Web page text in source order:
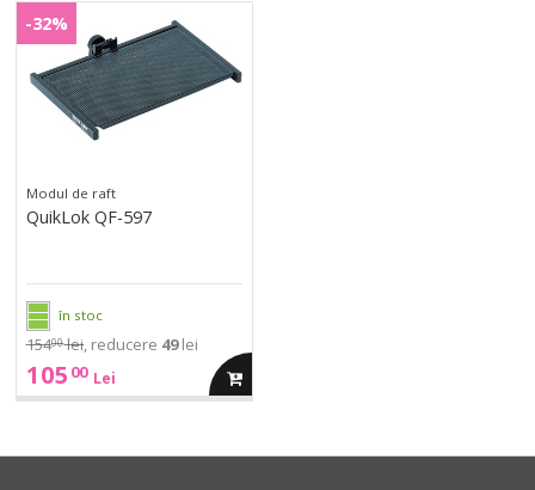
QuikLok
QF-
QF-
597
Modul de raft
QuikLok QF-597
în stoc
15400lei, reducere 49lei
105 00 Lei
-32%
adauga